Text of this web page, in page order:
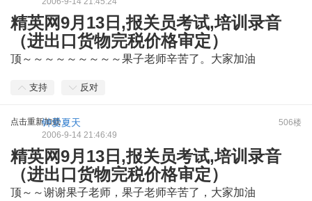
精英网9月13日,报关员考试,培训录音
（进出口货物完税价格审定）
顶～～～～～～～～～果子老师辛苦了。大家加油
支持 反对
点击重新加载 506楼
钟爱夏天
2006-9-14 21:46:49
精英网9月13日,报关员考试,培训录音
（进出口货物完税价格审定）
顶～～谢谢果子老师，果子老师辛苦了，大家加油